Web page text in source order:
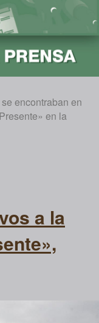
encontraban en
en la
a la